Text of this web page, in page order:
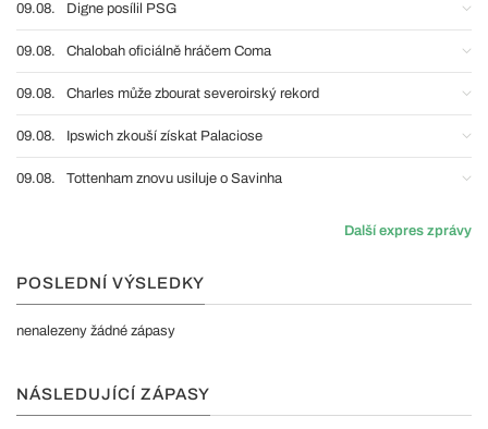
09.08. Digne posílil PSG
09.08. Chalobah oficiálně hráčem Coma
09.08. Charles může zbourat severoirský rekord
09.08. Ipswich zkouší získat Palaciose
09.08. Tottenham znovu usiluje o Savinha
Další expres zprávy
POSLEDNÍ VÝSLEDKY
nenalezeny žádné zápasy
NÁSLEDUJÍCÍ ZÁPASY